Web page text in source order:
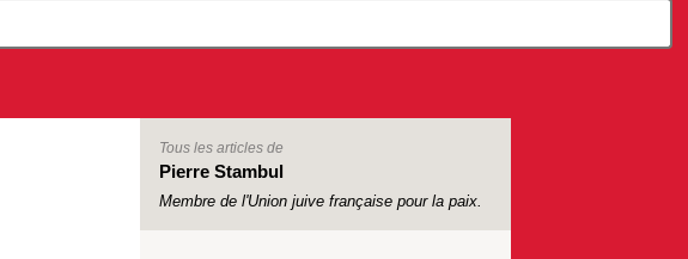
Tous les articles de
Pierre Stambul
Membre de l'Union juive française pour la paix.